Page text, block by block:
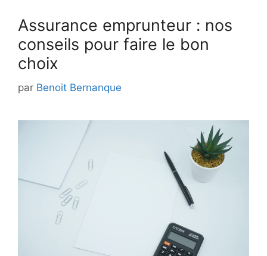
Assurance emprunteur : nos
conseils pour faire le bon
choix
par Benoit Bernanque